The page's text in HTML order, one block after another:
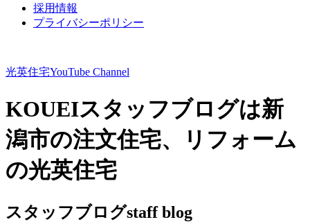
採用情報
プライバシーポリシー
光英住宅YouTube Channel
KOUEIスタッフブログは新
潟市の注文住宅、リフォーム
の光英住宅
スタッフブログstaff blog